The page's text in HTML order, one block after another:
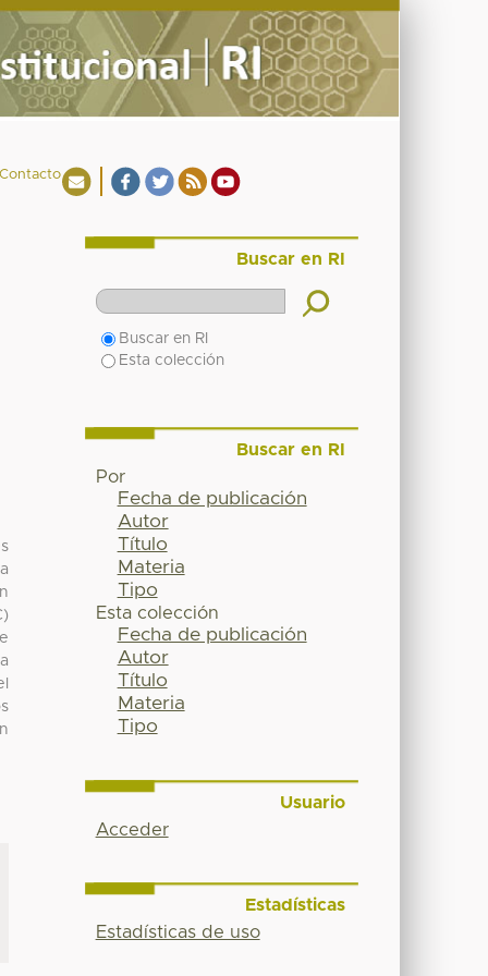
Contacto
Buscar en RI
Buscar en RI
Esta colección
Buscar en RI
Por
Fecha de publicación
Autor
Título
Materia
Tipo
Esta colección
Fecha de publicación
Autor
Título
Materia
Tipo
Usuario
Acceder
Estadísticas
Estadísticas de uso